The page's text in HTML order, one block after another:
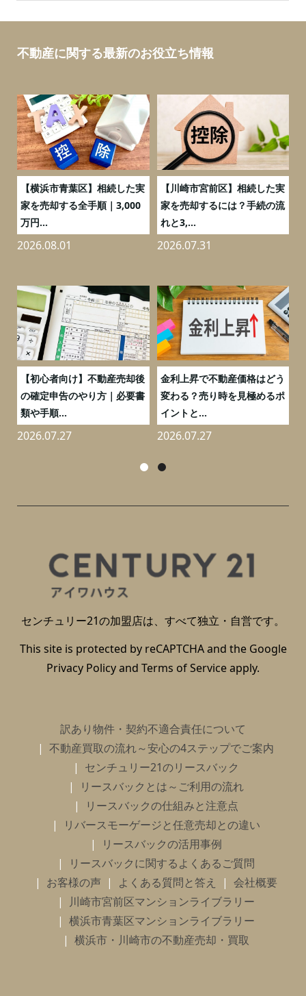
不動産に関する最新のお役立ち情報
【横浜市青葉区】相続した実
家を売却する全手順｜3,000
万円...
2026.08.01
【川崎市宮前区】相続した実
家を売却するには？手続の流
れと3,...
2026.07.31
【初心者向け】不動産売却後
の確定申告のやり方｜必要書
類や手順...
2026.07.27
金利上昇で不動産価格はどう
変わる？売り時を見極めるポ
イントと...
2026.07.27
センチュリー21の加盟店は、すべて独立・自営です。
This site is protected by reCAPTCHA and the Google
Privacy Policyand Terms of Serviceapply.
訳あり物件・契約不適合責任について
不動産買取の流れ～安心の4ステップでご案内
センチュリー21のリースバック
リースバックとは～ご利用の流れ
リースバックの仕組みと注意点
リバースモーゲージと任意売却との違い
リースバックの活用事例
リースバックに関するよくあるご質問
お客様の声
よくある質問と答え
会社概要
川崎市宮前区マンションライブラリー
横浜市青葉区マンションライブラリー
横浜市・川崎市の不動産売却・買取